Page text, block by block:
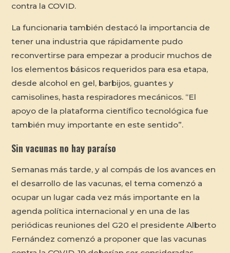
contra la COVID.
La funcionaria también destacó la importancia de
tener una industria que rápidamente pudo
reconvertirse para empezar a producir muchos de
los elementos básicos requeridos para esa etapa,
desde alcohol en gel, barbijos, guantes y
camisolines, hasta respiradores mecánicos. “El
apoyo de la plataforma científico tecnológica fue
también muy importante en este sentido”.
Sin vacunas no hay paraíso
Semanas más tarde, y al compás de los avances en
el desarrollo de las vacunas, el tema comenzó a
ocupar un lugar cada vez más importante en la
agenda política internacional y en una de las
periódicas reuniones del G20 el presidente Alberto
Fernández comenzó a proponer que las vacunas